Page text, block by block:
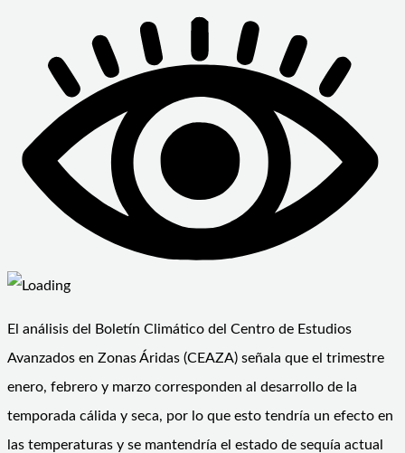
El análisis del Boletín Climático del Centro de Estudios
Avanzados en Zonas Áridas (CEAZA) señala que el trimestre
enero, febrero y marzo corresponden al desarrollo de la
temporada cálida y seca, por lo que esto tendría un efecto en
las temperaturas y se mantendría el estado de sequía actual